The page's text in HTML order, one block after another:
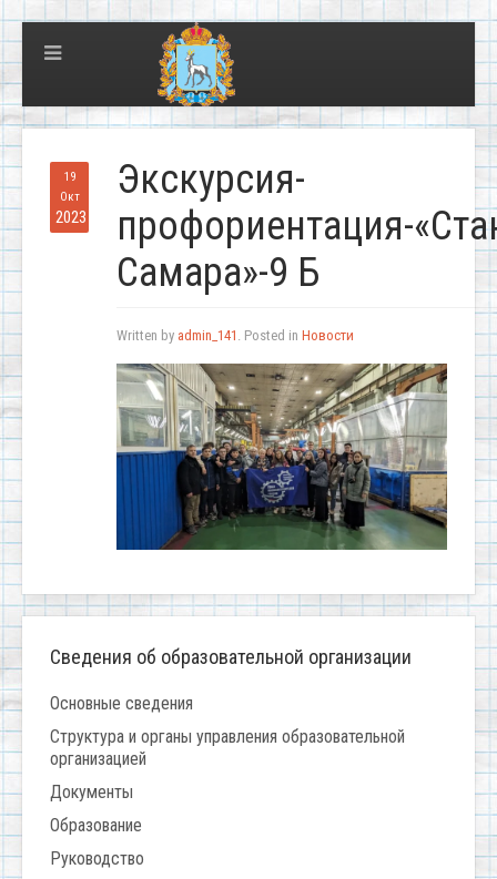
19
Окт
2023
Экскурсия-
профориентация-
Самара»-9 Б
Written by admin_141 . Posted in Новости
Сведения об образовательной организации
Основные сведения
Структура и органы управления образовательной
организацией
Документы
Образование
Руководство